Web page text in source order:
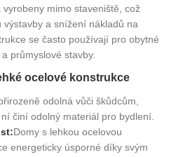
mimo staveniště, což
výstavby a snížení nákladů na
se často používají pro obytné
průmyslové stavby.
ocelové konstrukce
odolná vůči škůdcům,
činí odolný materiál pro bydlení.
Domy s lehkou ocelovou
energeticky úsporné díky svým